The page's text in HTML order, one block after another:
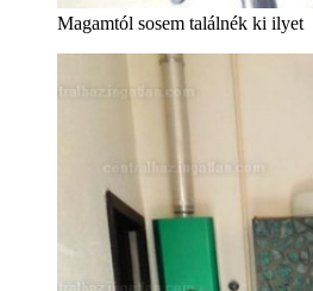
Magamtól sosem találnék ki ilyet